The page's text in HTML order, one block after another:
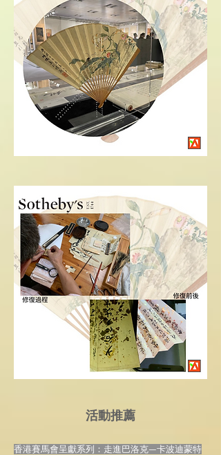
活動推薦
香港賽馬會呈獻系列：走進巴洛克—卡波迪蒙特